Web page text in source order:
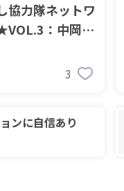
協力隊ネットワ
：中岡佑
3
ンに自信あり